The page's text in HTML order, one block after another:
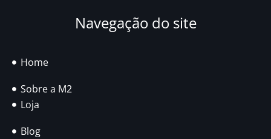
Navegação do site
Home
Sobre a M2
Loja
Blog